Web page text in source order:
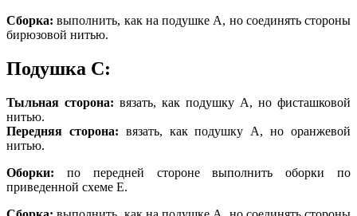
Сборка: выполнить, как на подушке А, но соединять стороны
бирюзовой нитью.
Подушка С:
Тыльная сторона: вязать, как подушку А, но фисташковой
нитью.
Передняя сторона: вязать, как подушку А, но оранжевой
нитью.
Оборки: по передней стороне выполнить оборки по
приведенной схеме Е.